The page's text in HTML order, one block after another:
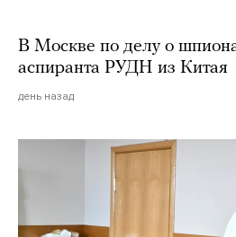
В Москве по делу о
аспиранта РУДН из Китая
день назад